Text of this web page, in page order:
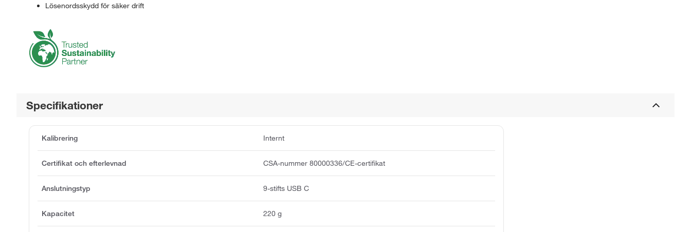
Lösenordsskydd för säker drift
Specifikationer
Kalibrering Internt
Certifikat och efterlevnad CSA-nummer 80000336/CE-certifikat
Anslutningstyp 9-stifts USB C
Kapacitet 220 g